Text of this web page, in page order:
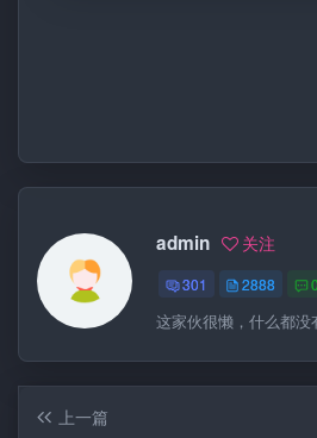
admin 关注
301 2888 0
这家伙很懒，什么都没
上一篇